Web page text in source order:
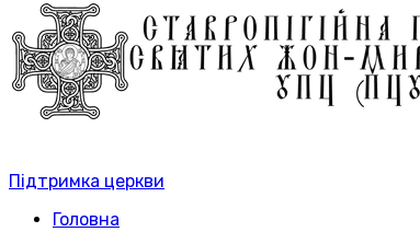
Підтримка церкви
Головна